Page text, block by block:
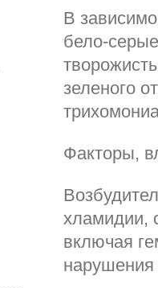
В
бело-
зеленого
Факторы,
хламидии,
включая